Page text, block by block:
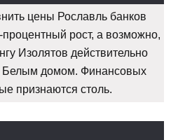
цены Рославль банков
рост, а возможно,
Изолятов действительно
Белым домом. Финансовых
признаются столь.